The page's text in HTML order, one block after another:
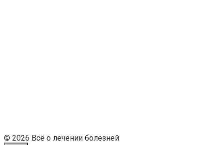
© 2026 Всё о лечении болезней